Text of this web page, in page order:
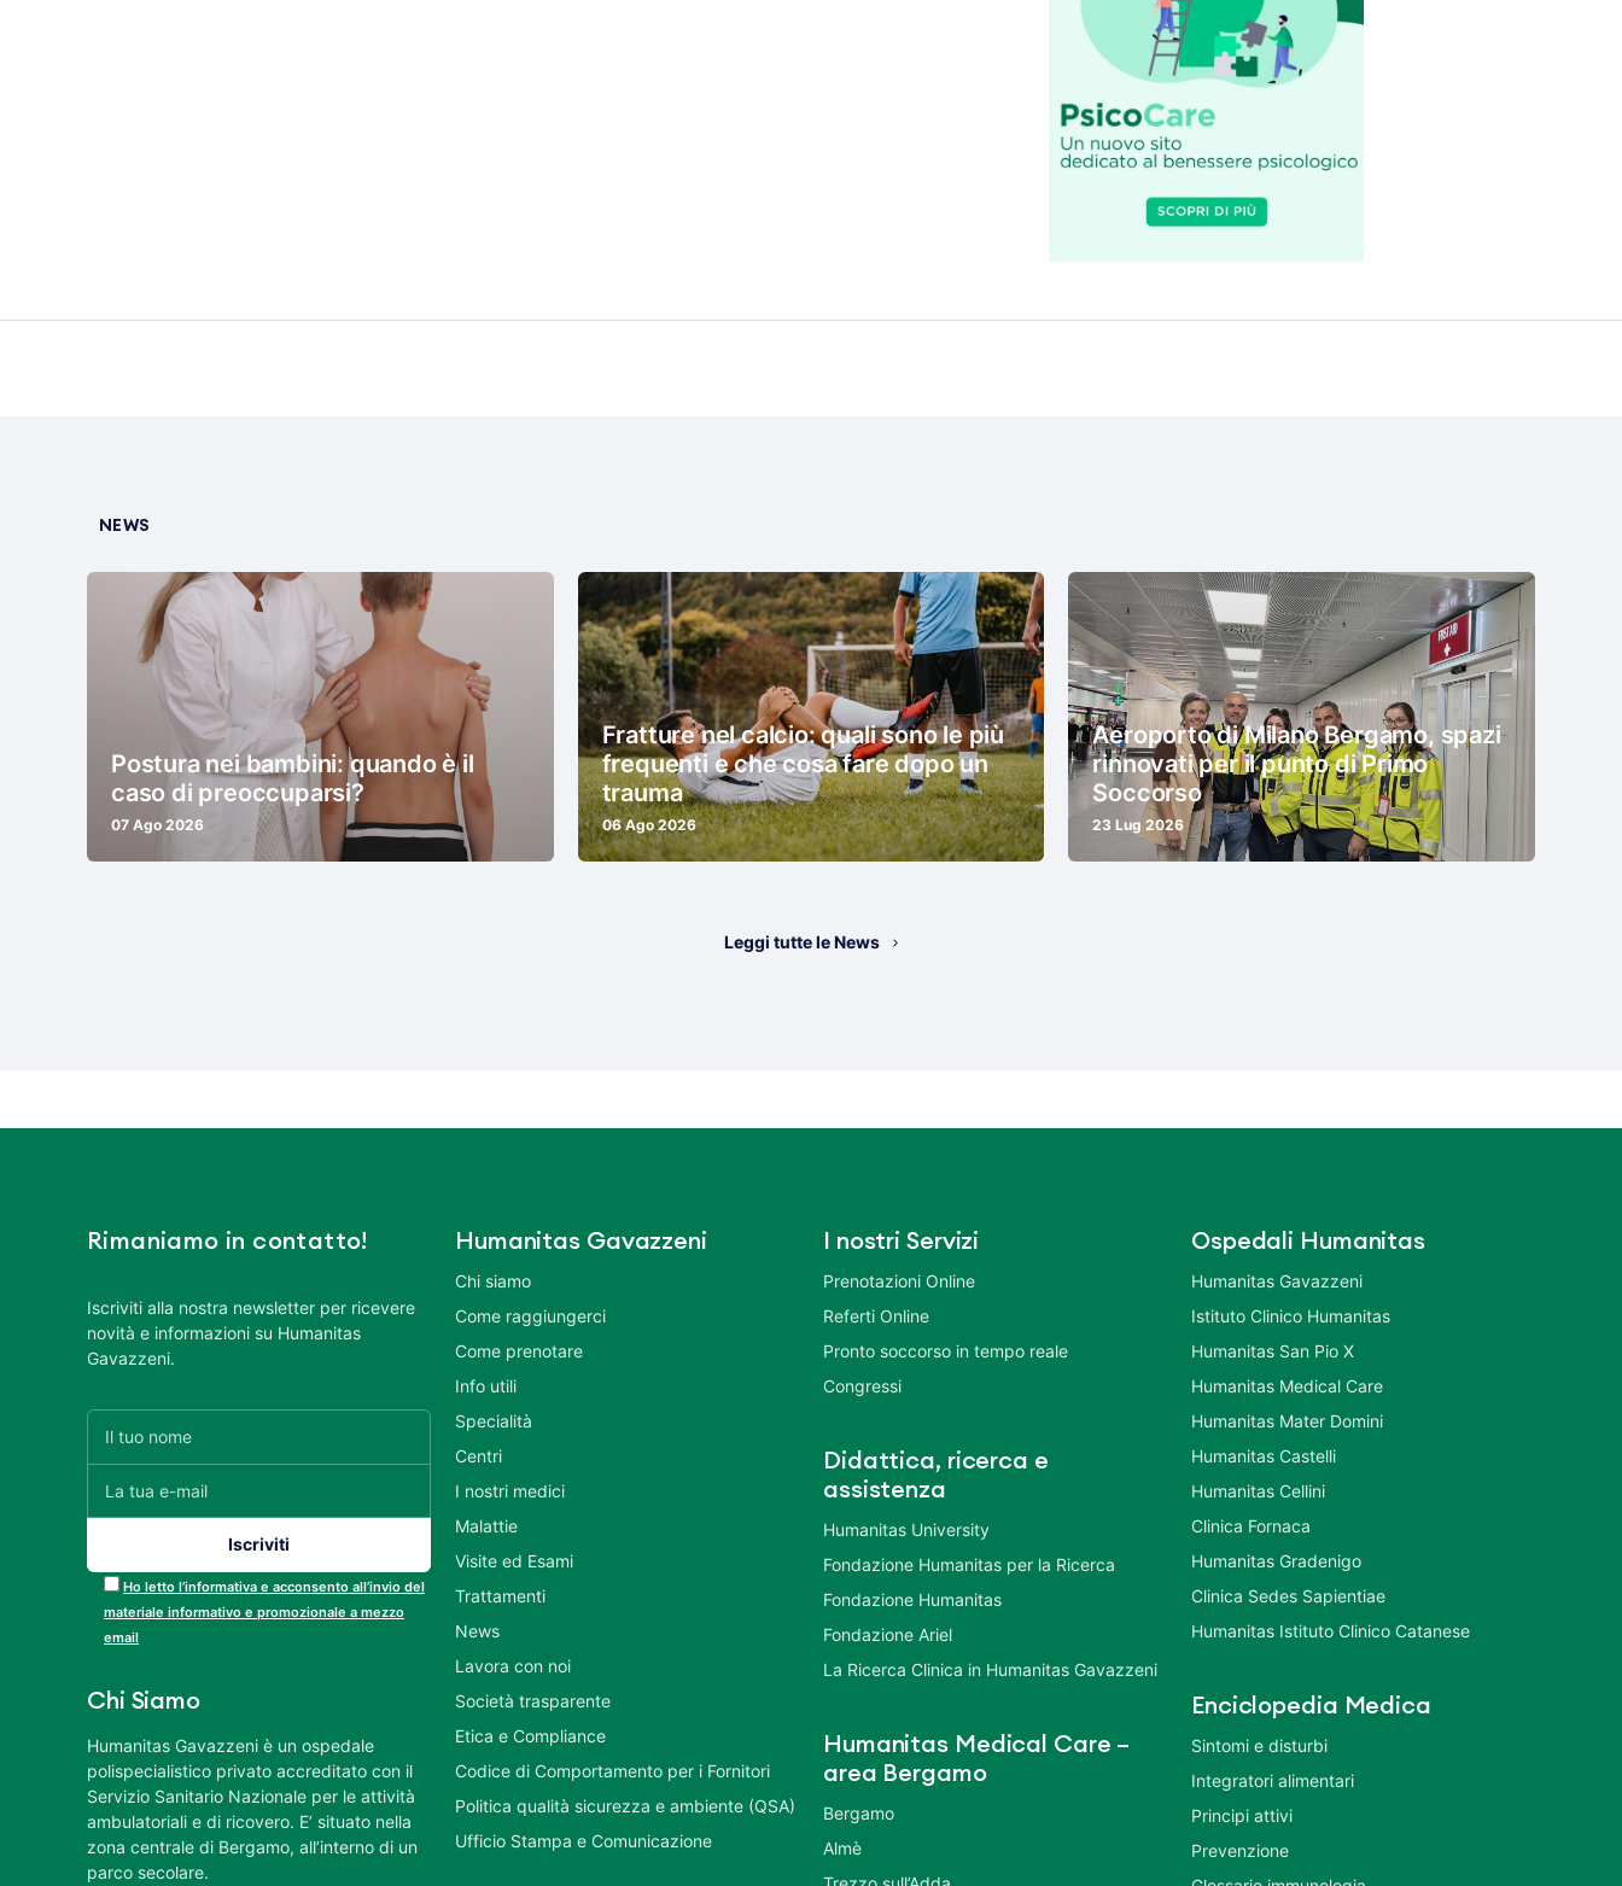
NEWS
Postura nei bambini: quando è il
caso di preoccuparsi?
07 Ago 2026
Fratture nel calcio: quali sono le più
frequenti e che cosa fare dopo un
trauma
06 Ago 2026
Aeroporto di Milano Bergamo, spazi
rinnovati per il punto di Primo
Soccorso
23 Lug 2026
Leggi tutte le News
Rimaniamo in contatto!
Iscriviti alla nostra newsletter per ricevere
novità e informazioni su Humanitas
Gavazzeni.
Ho letto l’informativa e acconsento all’invio del
materiale informativo e promozionale a mezzo
email
Chi Siamo
Humanitas Gavazzeni è un ospedale
polispecialistico privato accreditato con il
Servizio Sanitario Nazionale per le attività
ambulatoriali e di ricovero. E’ situato nella
zona centrale di Bergamo, all’interno di un
parco secolare.
Humanitas Gavazzeni
Chi siamo
Come raggiungerci
Come prenotare
Info utili
Specialità
Centri
I nostri medici
Malattie
Visite ed Esami
Trattamenti
News
Lavora con noi
Società trasparente
Etica e Compliance
Codice di Comportamento per i Fornitori
Politica qualità sicurezza e ambiente (QSA)
Ufficio Stampa e Comunicazione
I nostri Servizi
Prenotazioni Online
Referti Online
Pronto soccorso in tempo reale
Congressi
Didattica, ricerca e
assistenza
Humanitas University
Fondazione Humanitas per la Ricerca
Fondazione Humanitas
Fondazione Ariel
La Ricerca Clinica in Humanitas Gavazzeni
Humanitas Medical Care –
area Bergamo
Bergamo
Almè
Ospedali Humanitas
Humanitas Gavazzeni
Istituto Clinico Humanitas
Humanitas San Pio X
Humanitas Medical Care
Humanitas Mater Domini
Humanitas Castelli
Humanitas Cellini
Clinica Fornaca
Humanitas Gradenigo
Clinica Sedes Sapientiae
Humanitas Istituto Clinico Catanese
Enciclopedia Medica
Sintomi e disturbi
Integratori alimentari
Principi attivi
Prevenzione